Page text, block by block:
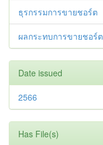
ธุรกรรมการขายชอร์ต
ผลกระทบการขายชอร์ต
Date issued
2566
Has File(s)